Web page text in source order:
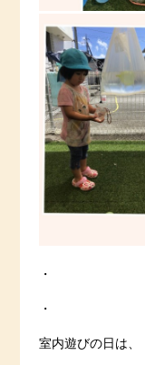
・
・
室内遊びの日は、